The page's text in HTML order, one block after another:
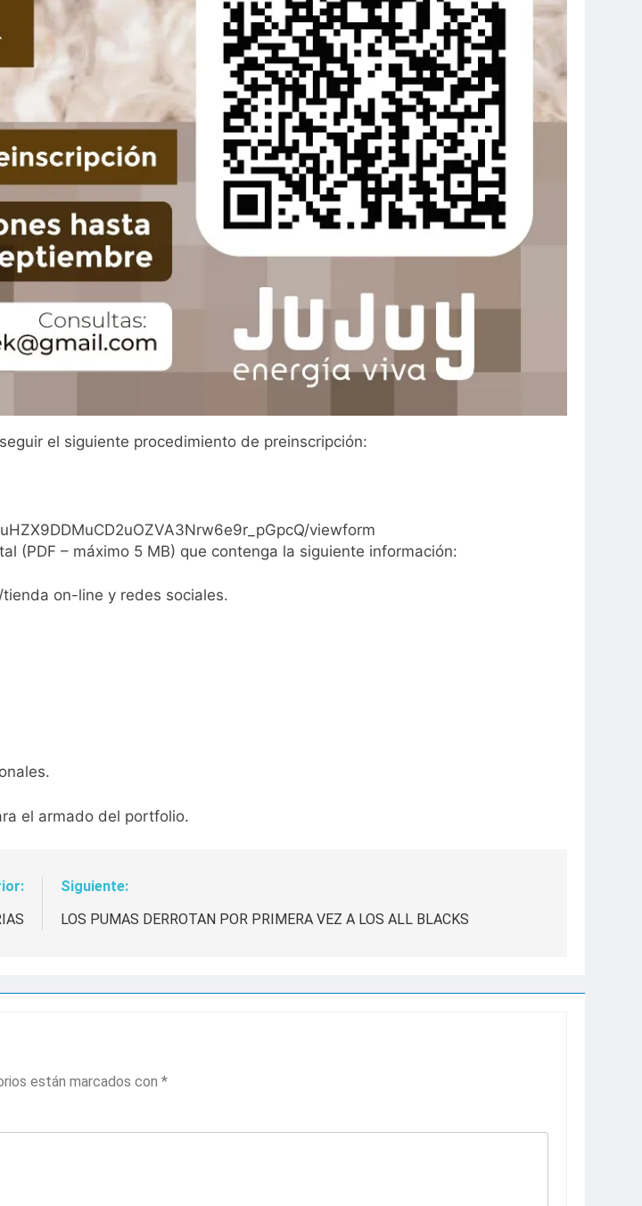
el siguiente procedimiento de preinscripción:
viewform
(PDF – máximo 5 MB) que contenga la siguiente información:
on-line y redes sociales.
el armado del portfolio.
Siguiente:
LOS PUMAS DERROTAN POR PRIMERA VEZ A LOS ALL BLACKS
están marcados con *